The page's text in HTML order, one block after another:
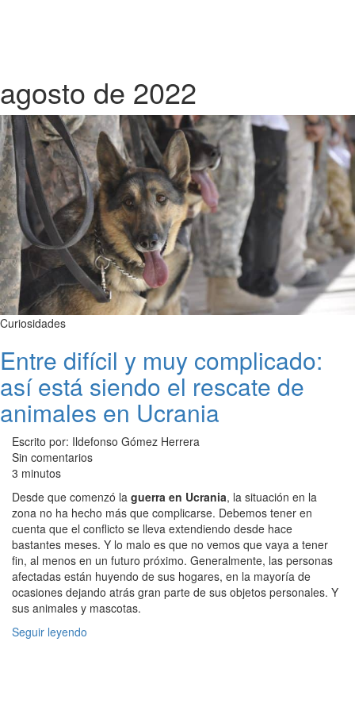
agosto de 2022
Curiosidades
Entre difícil y muy complicado:
así está siendo el rescate de
animales en Ucrania
Escrito por: Ildefonso Gómez Herrera
Sin comentarios
3 minutos
Desde que comenzó la guerra en Ucrania, la situación en la
zona no ha hecho más que complicarse. Debemos tener en
cuenta que el conflicto se lleva extendiendo desde hace
bastantes meses. Y lo malo es que no vemos que vaya a tener
fin, al menos en un futuro próximo. Generalmente, las personas
afectadas están huyendo de sus hogares, en la mayoría de
ocasiones dejando atrás gran parte de sus objetos personales. Y
sus animales y mascotas.
Seguir leyendo